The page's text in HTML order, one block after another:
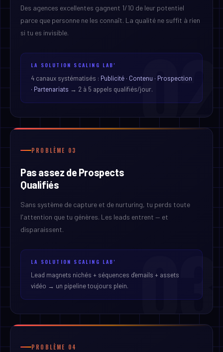
02
Des agences excellentes gagnent 1/10 de leur potentiel
parce que personne ne les connaît. La qualité ne suffit à rien
si tu es invisible.
LA SOLUTION SCALING LAB'
4 canaux systématisés : Publicité · Contenu · Prospection
· Partenariats → 2 à 5 appels qualifiés/jour.
03
PROBLÈME 03
Pas assez de Prospects
Qualifiés
Sans système de capture et de nurturing, tu perds toute
l'attention que tu génères. Les leads entrent — et
disparaissent.
LA SOLUTION SCALING LAB'
Lead magnets nichés + séquences d'emails + assets
vidéo → un pipeline toujours plein.
PROBLÈME 04